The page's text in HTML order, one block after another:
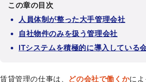
この章の目次
人員体制が整った大手管理会社
自社物件のみを扱う管理会社
ITシステムを積極的に導入している
賃貸管理の仕事は、 どの会社で働くかに